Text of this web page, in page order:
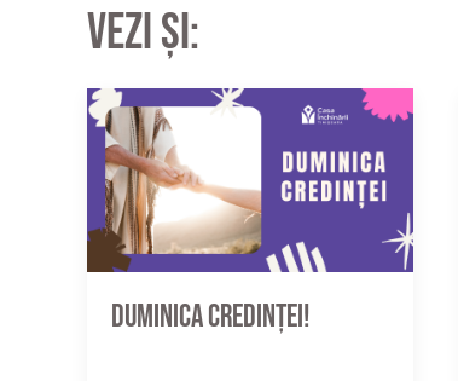
Vezi și:
Duminica credinței!